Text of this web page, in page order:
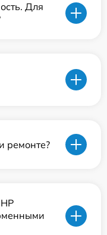
Для
ремонте?